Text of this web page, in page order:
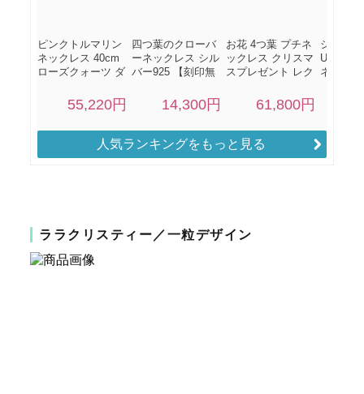
人気ランキングをもっと見る
ララクリスティー／一粒デザイン